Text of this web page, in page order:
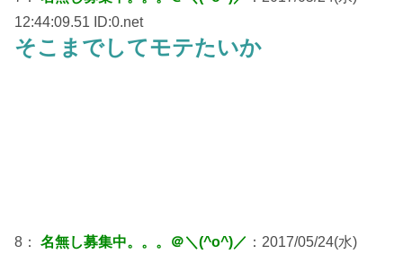
12:44:09.51 ID:0.net
そこまでしてモテたいか
8： 名無し募集中。。。＠＼(^o^)／ ：2017/05/24(水)